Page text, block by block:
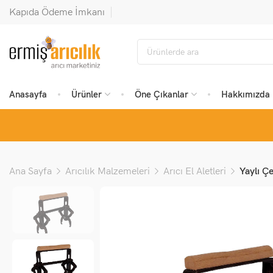
Kapıda Ödeme İmkanı
Anasayfa Ürünler Öne Çıkanlar Hakkımızda
Ana Sayfa Arıcılık Malzemeleri Arıcı El Aletleri Yaylı